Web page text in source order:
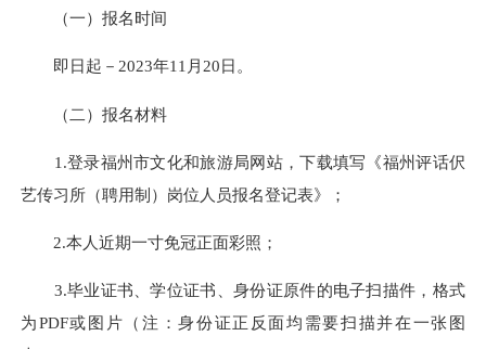
（一）报名时间
即日起－2023年11月20日。
（二）报名材料
1.登录福州市文化和旅游局网站，下载填写《福州评话伬
艺传习所（聘用制）岗位人员报名登记表》；
2.本人近期一寸免冠正面彩照；
3.毕业证书、学位证书、身份证原件的电子扫描件，格式
为PDF或图片（注：身份证正反面均需要扫描并在一张图